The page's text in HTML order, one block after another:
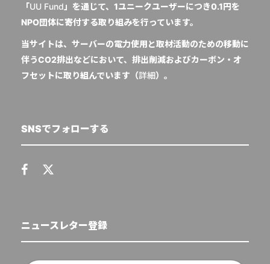
「UU Fund 」を通じて、1ユニークユーザーにつき0.1円を
NPO団体に寄付する取り組みを行っています。
当サイトは、サーバーの電力使用と取材活動のための移動に
伴うCO2排出などにおいて、排出削減およびカーボン・オ
フセットに取り組んでいます（詳細）。
SNSでフォローする
ニュースレター登録